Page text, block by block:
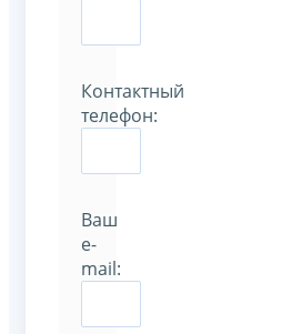
Контактный
телефон:
Ваш
e-
mail: